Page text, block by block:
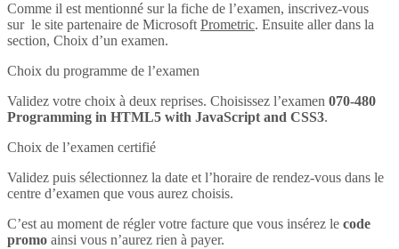
Comme il est mentionné sur la fiche de l’examen, inscrivez-vous
sur le site partenaire de Microsoft Prometric. Ensuite aller dans la
section, Choix d’un examen.
Choix du programme de l’examen
Validez votre choix à deux reprises. Choisissez l’examen 070-480
Programming in HTML5 with JavaScript and CSS3.
Choix de l’examen certifié
Validez puis sélectionnez la date et l’horaire de rendez-vous dans le
centre d’examen que vous aurez choisis.
C’est au moment de régler votre facture que vous insérez le code
promo ainsi vous n’aurez rien à payer.